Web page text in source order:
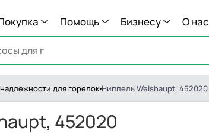
Помощь Бизнесу О нас
для горелок Ниппель Weishaupt, 452020
452020